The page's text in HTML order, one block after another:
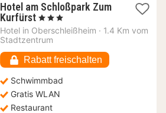
Hotel am Schloßpark Zum
Kurfürst 1
Nacht
ab
€
, 3 Sterne
Hotel in Oberschleißheim · 1.4 Km vom
Stadtzentrum
Rabatt freischalten
Schwimmbad
Gratis WLAN
Restaurant